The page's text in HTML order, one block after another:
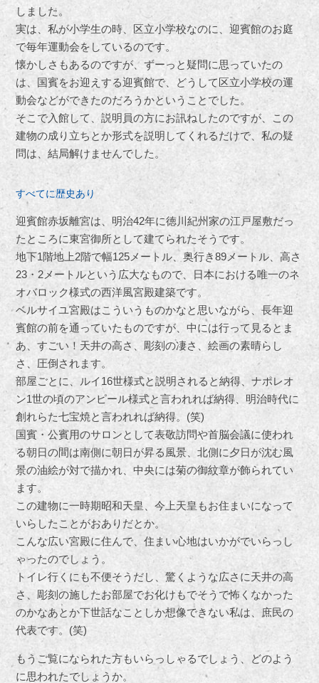
しました。
実は、私が小学生の時、区立小学校なのに、迎賓館のお庭
で毎年運動会をしているのです。
懐かしさもあるのですが、ずーっと疑問に思っていたの
は、国賓をお迎えする迎賓館で、どうして区立小学校の運
動会などができたのだろうかということでした。
そこで入館して、説明員の方にお訊ねしたのですが、この
建物の成り立ちとか形式を説明してくれるだけで、私の疑
問は、結局解けませんでした。
すべてに歴史あり
迎賓館赤坂離宮は、明治42年に徳川紀州家の江戸屋敷だっ
たところに東宮御所として建てられたそうです。
地下1階地上2階で幅125メートル、奥行き89メートル、高さ
23・2メートルという広大なもので、日本における唯一のネ
オバロック様式の西洋風宮殿建築です。
ベルサイユ宮殿はこういうものかなと思いながら、長年迎
賓館の前を通っていたものですが、中には行って見るとま
あ、すごい！天井の高さ、彫刻の凄さ、絵画の素晴らし
さ、圧倒されます。
部屋ごとに、ルイ16世様式と説明されると納得、ナポレオ
ン1世の頃のアンピール様式と言われれば納得、明治時代に
創れらた七宝焼と言われれば納得。(笑)
国賓・公賓用のサロンとして表敬訪問や首脳会議に使われ
る朝日の間は南側に朝日が昇る風景、北側に夕日が沈む風
景の油絵が対で描かれ、中央には菊の御紋章が飾られてい
ます。
この建物に一時期昭和天皇、今上天皇もお住まいになって
いらしたことがおありだとか。
こんな広い宮殿に住んで、住まい心地はいかがでいらっし
ゃったのでしょう。
トイレ行くにも不便そうだし、驚くような広さに天井の高
さ、彫刻の施したお部屋でお化けもでそうで怖くなかった
のかなあとか下世話なことしか想像できない私は、庶民の
代表です。(笑)
もうご覧になられた方もいらっしゃるでしょう、どのよう
に思われたでしょうか。